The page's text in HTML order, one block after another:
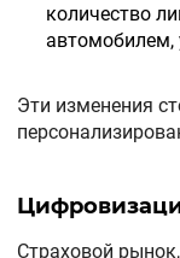
количество
автомобилем,
Эти изменения
Страховой